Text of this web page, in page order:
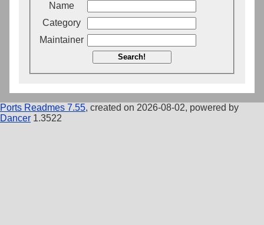
Name
Category
Maintainer
Search!
Ports Readmes 7.55, created on 2026-08-02, powered by
Dancer 1.3522